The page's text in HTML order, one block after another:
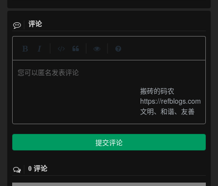
评论
您可以匿名发表评论
搬砖的码农
https://refblogs.com
文明、和谐、友善
提交评论
0 评论